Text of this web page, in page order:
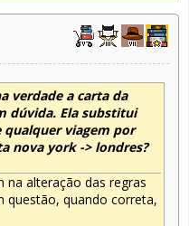
verdade a carta da
dúvida. Ela substitui
qualquer viagem por
nova york -> londres?
na alteração das regras
questão, quando correta,